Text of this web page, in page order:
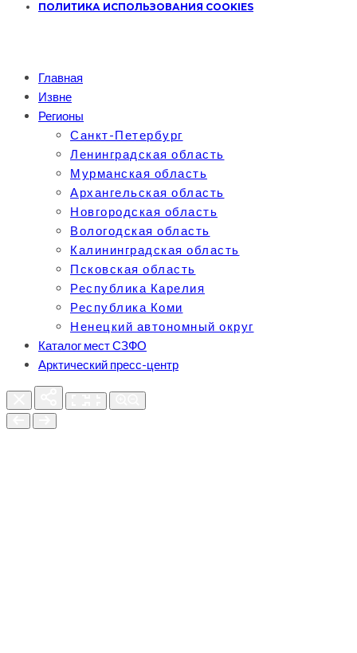
ПОЛИТИКА ИСПОЛЬЗОВАНИЯ COOKIES
Главная
Извне
Регионы
Санкт-Петербург
Ленинградская область
Мурманская область
Архангельская область
Новгородская область
Вологодская область
Калининградская область
Псковская область
Республика Карелия
Республика Коми
Ненецкий автономный округ
Каталог мест СЗФО
Арктический пресс-центр